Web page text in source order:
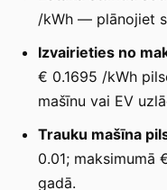
/kWh — plānojiet
Izvairieties no
€ 0.1695 /kWh
mašīnu vai EV
Trauku mašīna
0.01;
gadā.